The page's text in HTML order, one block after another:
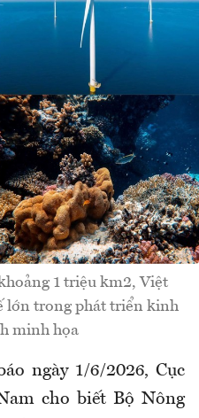
1 triệu km2, Việt
lớn trong phát triển kinh
minh họa
ngày 1/6/2026, Cục
cho biết Bộ Nông